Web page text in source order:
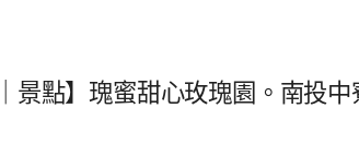
景點】瑰蜜甜心玫瑰園。南投